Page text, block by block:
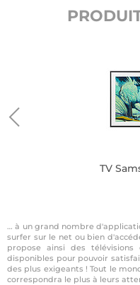
TV
… à un grand nombre
surfer sur le net ou bien
propose ainsi des télévisions
disponibles pour pouvoir
des plus exigeants ! Tout le
correspondra le plus à leurs